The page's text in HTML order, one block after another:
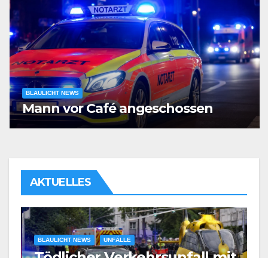
BLAULICHT NEWS
Mann vor Café angeschossen
AKTUELLES
BLAULICHT NEWS UNFÄLLE